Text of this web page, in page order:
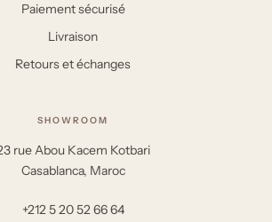
Paiement sécurisé
Livraison
Retours et échanges
SHOWROOM
rue Abou Kacem Kotbari
Casablanca, Maroc
+212 5 20 52 66 64